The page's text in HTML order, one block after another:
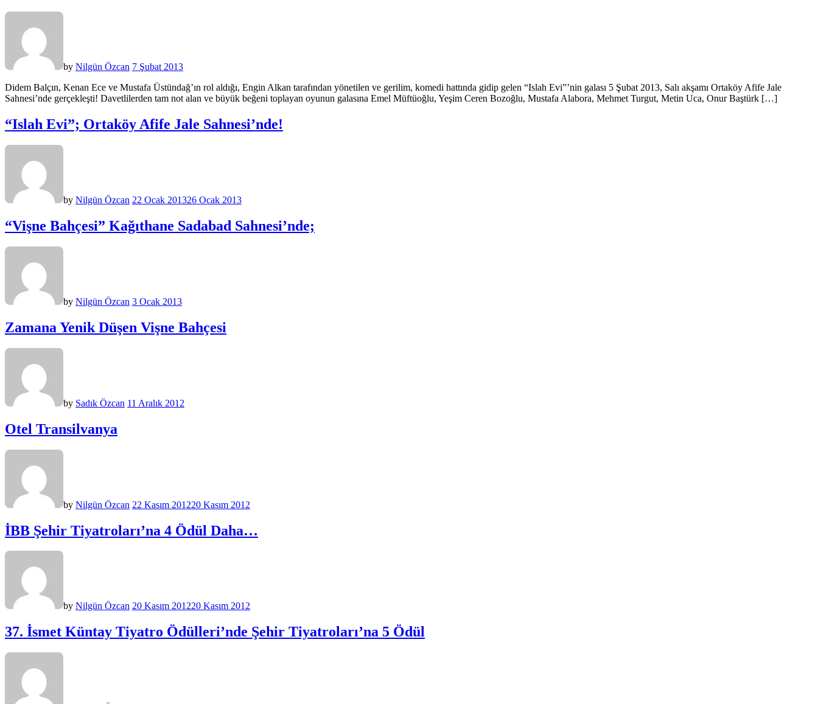
by Nilgün Özcan 7 Şubat 2013
Didem Balçın, Kenan Ece ve Mustafa Üstündağ’ın rol aldığı, Engin Alkan tarafından yönetilen ve gerilim, komedi hattında gidip gelen “Islah Evi”’nin galası 5 Şubat 2013, Salı akşamı Ortaköy Afife Jale
Sahnesi’nde gerçekleşti! Davetlilerden tam not alan ve büyük beğeni toplayan oyunun galasına Emel Müftüoğlu, Yeşim Ceren Bozoğlu, Mustafa Alabora, Mehmet Turgut, Metin Uca, Onur Baştürk […]
“Islah Evi”; Ortaköy Afife Jale Sahnesi’nde!
by Nilgün Özcan 22 Ocak 201326 Ocak 2013
“Vişne Bahçesi” Kağıthane Sadabad Sahnesi’nde;
by Nilgün Özcan 3 Ocak 2013
Zamana Yenik Düşen Vişne Bahçesi
by Sadık Özcan 11 Aralık 2012
Otel Transilvanya
by Nilgün Özcan 22 Kasım 201220 Kasım 2012
İBB Şehir Tiyatroları’na 4 Ödül Daha…
by Nilgün Özcan 20 Kasım 201220 Kasım 2012
37. İsmet Küntay Tiyatro Ödülleri’nde Şehir Tiyatroları’na 5 Ödül